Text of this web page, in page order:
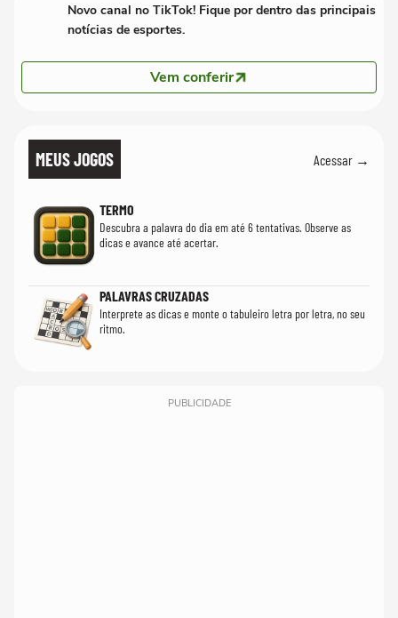
Novo canal no TikTok! Fique por dentro das principais
notícias de esportes.
Vem conferir
MEUS JOGOS Acessar →
TERMO
Descubra a palavra do dia em até 6 tentativas. Observe as
dicas e avance até acertar.
PALAVRAS CRUZADAS
Interprete as dicas e monte o tabuleiro letra por letra, no seu
ritmo.
PUBLICIDADE